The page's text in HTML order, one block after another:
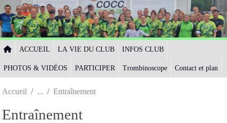
ACCUEIL LA VIE DU CLUB INFOS CLUB
PHOTOS & VIDÉOS PARTICIPER Trombinoscope Contact et plan
Accueil Entraînement
Entraînement
Panneau de gestion des cookies